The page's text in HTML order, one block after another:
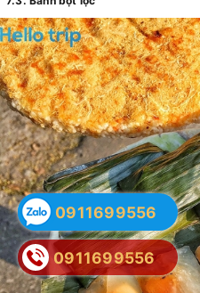
0911699556
0911699556